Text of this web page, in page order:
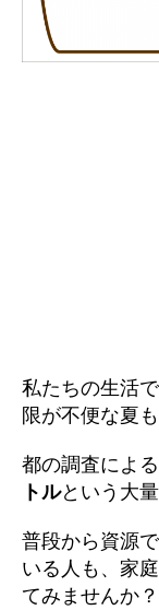
私たちの生活
限が不便な夏
都の調査によ
トルという大
普段から資源
いる人も、家
てみませんか？